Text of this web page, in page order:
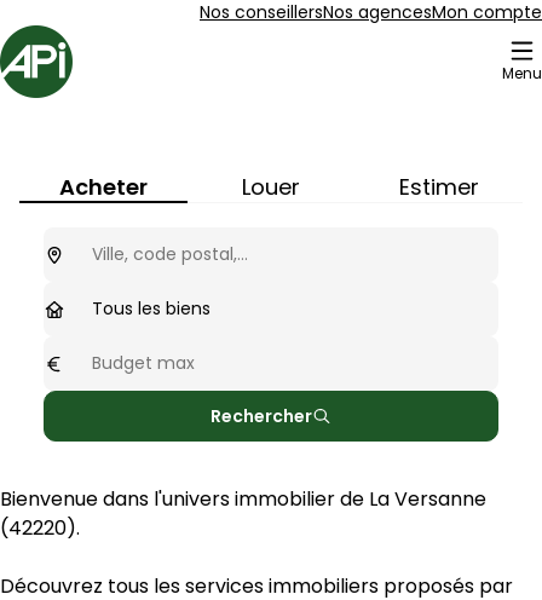
Nos conseillersNos agencesMon compte
Accueil
Menu
Acheter Louer Estimer
Tous les biens
Rechercher
Bienvenue dans l'univers immobilier de La Versanne
(42220).